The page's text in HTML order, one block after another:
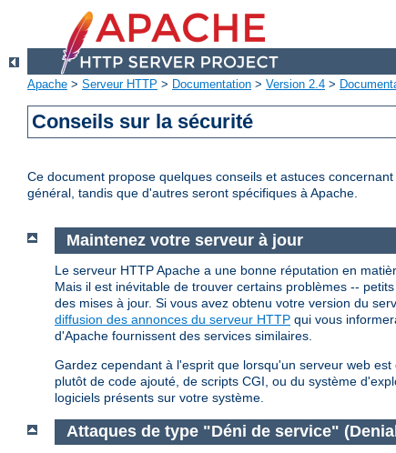
Apache > Serveur HTTP > Documentation > Version 2.4 >
Conseils sur la sécurité
Ce document propose quelques conseils et astuces
général, tandis que d'autres seront spécifiques à Apache.
Maintenez votre serveur à jour
Le serveur HTTP Apache a une bonne réputation en
Mais il est inévitable de trouver certains problèmes --
des mises à jour. Si vous avez obtenu votre version du
diffusion des annonces du serveur HTTP qui vous
d'Apache fournissent des services similaires.
Gardez cependant à l'esprit que lorsqu'un serveur web
plutôt de code ajouté, de scripts CGI, ou du système
logiciels présents sur votre système.
Attaques de type "Déni de service"